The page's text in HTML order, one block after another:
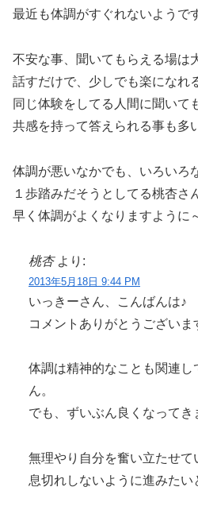
最近も体調がすぐれないようで
不安な事、聞いてもらえる場は
話すだけで、少しでも楽になれ
同じ体験をしてる人間に聞いて
共感を持って答えられる事も多
体調が悪いなかでも、いろいろ
１歩踏みだそうとしてる桃杏さ
早く体調がよくなりますように
桃杏 より:
2013年5月18日 9:44 PM
いっきーさん、こんばんは♪
コメントありがとうございま
体調は精神的なことも関連
ん。
でも、ずいぶん良くなってき
無理やり自分を奮い立たせて
息切れしないように進みたい